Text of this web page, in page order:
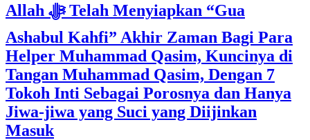
Allah ﷻ Telah Menyiapkan “Gua
Ashabul Kahfi” Akhir Zaman Bagi Para
Helper Muhammad Qasim, Kuncinya di
Tangan Muhammad Qasim, Dengan 7
Tokoh Inti Sebagai Porosnya dan Hanya
Jiwa-jiwa yang Suci yang Diijinkan
Masuk